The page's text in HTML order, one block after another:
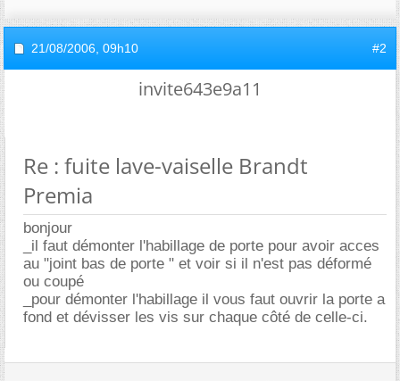
21/08/2006, 09h10 #2
invite643e9a11
Re : fuite lave-vaiselle Brandt
Premia
bonjour
_il faut démonter l'habillage de porte pour avoir acces
au "joint bas de porte " et voir si il n'est pas déformé
ou coupé
_pour démonter l'habillage il vous faut ouvrir la porte a
fond et dévisser les vis sur chaque côté de celle-ci.